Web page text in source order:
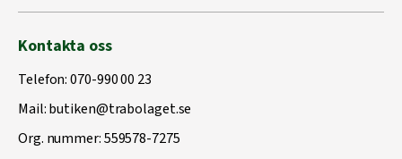
Kontakta oss
Telefon:070-990 00 23
Mail:butiken@trabolaget.se
Org. nummer: 559578-7275